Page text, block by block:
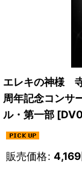
エレキの神様
周年記念コンサ
ル・第一部 [
販売価格: 4,169